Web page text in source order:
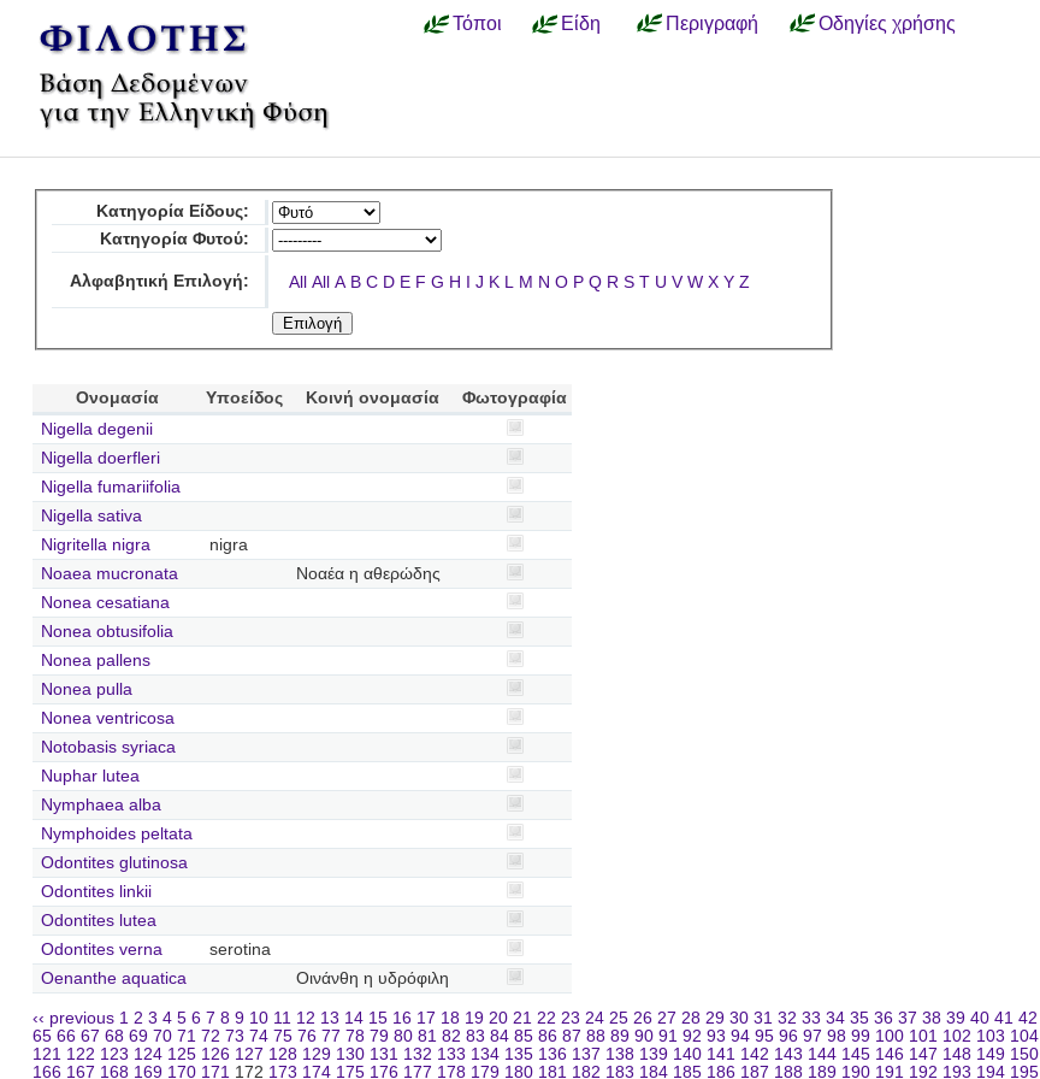
Τόποι Είδη Περιγραφή Οδηγίες χρήσης
Κατηγορία Είδους:
Κατηγορία Φυτού:
Αλφαβητική Επιλογή: All All A B C D E F G H I J K L M N O P Q R S T U V W X Y Z
Ονομασία Υποείδος Κοινή ονομασία
Φωτογραφία
Nigella degenii
Nigella doerfleri
Nigella fumariifolia
Nigella sativa
Nigritella nigra
nigra
Noaea mucronata
Νοαέα η αθερώδης
Nonea cesatiana
Nonea obtusifolia
Nonea pallens
Nonea pulla
Nonea ventricosa
Notobasis syriaca
Nuphar lutea
Nymphaea alba
Nymphoides peltata
Odontites glutinosa
Odontites linkii
Odontites lutea
Odontites verna
serotina
Oenanthe aquatica
Οινάνθη η υδρόφιλη
‹‹ previous 1 2 3 4 5 6 7 8 9 10 11 12 13 14 15 16 17 18 19 20 21 22 23 24 25 26 27 28 29 30 31 32 33 34 35 36 37 38 39 40 41 42
65 66 67 68 69 70 71 72 73 74 75 76 77 78 79 80 81 82 83 84 85 86 87 88 89 90 91 92 93 94 95 96 97 98 99 100 101 102 103 104
121 122 123 124 125 126 127 128 129 130 131 132 133 134 135 136 137 138 139 140 141 142 143 144 145 146 147 148 149 150
166 167 168 169 170 171 172 173 174 175 176 177 178 179 180 181 182 183 184 185 186 187 188 189 190 191 192 193 194 195